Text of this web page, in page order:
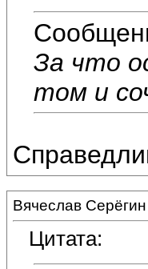
За что
том и
Вячеслав Серёгин
Цитата: